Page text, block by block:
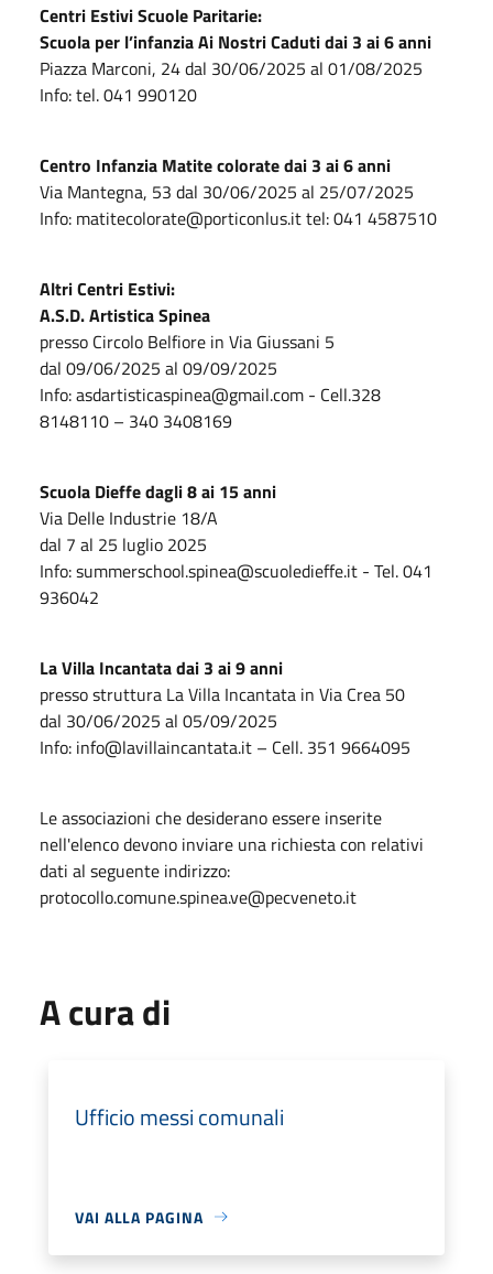
Centri Estivi Scuole Paritarie:
Scuola per l’infanzia Ai Nostri Caduti dai 3 ai 6 anni
Piazza Marconi, 24 dal 30/06/2025 al 01/08/2025
Info: tel. 041 990120
Centro Infanzia Matite colorate dai 3 ai 6 anni
Via Mantegna, 53 dal 30/06/2025 al 25/07/2025
Info: matitecolorate@porticonlus.it tel: 041 4587510
Altri Centri Estivi:
A.S.D. Artistica Spinea
presso Circolo Belfiore in Via Giussani 5
dal 09/06/2025 al 09/09/2025
Info: asdartisticaspinea@gmail.com - Cell.328
8148110 – 340 3408169
Scuola Dieffe dagli 8 ai 15 anni
Via Delle Industrie 18/A
dal 7 al 25 luglio 2025
Info: summerschool.spinea@scuoledieffe.it - Tel. 041
936042
La Villa Incantata dai 3 ai 9 anni
presso struttura La Villa Incantata in Via Crea 50
dal 30/06/2025 al 05/09/2025
Info: info@lavillaincantata.it – Cell. 351 9664095
Le associazioni che desiderano essere inserite
nell'elenco devono inviare una richiesta con relativi
dati al seguente indirizzo:
protocollo.comune.spinea.ve@pecveneto.it
A cura di
Ufficio messi comunali
VAI ALLA PAGINA